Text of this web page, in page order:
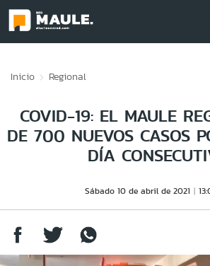
Inicio Regional
COVID-19: EL MAULE
DE 700 NUEVOS CASOS
DÍA
Sábado 10 de abril de 2021